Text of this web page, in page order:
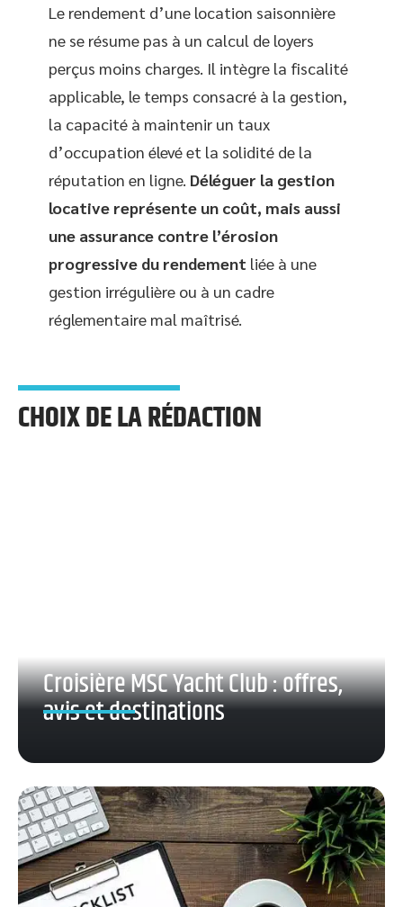
Le rendement d’une location saisonnière
ne se résume pas à un calcul de loyers
perçus moins charges. Il intègre la fiscalité
applicable, le temps consacré à la gestion,
la capacité à maintenir un taux
d’occupation élevé et la solidité de la
réputation en ligne. Déléguer la gestion
locative représente un coût, mais aussi
une assurance contre l’érosion
progressive du rendement liée à une
gestion irrégulière ou à un cadre
réglementaire mal maîtrisé.
CHOIX DE LA RÉDACTION
Croisière MSC Yacht Club : offres,
avis et destinations